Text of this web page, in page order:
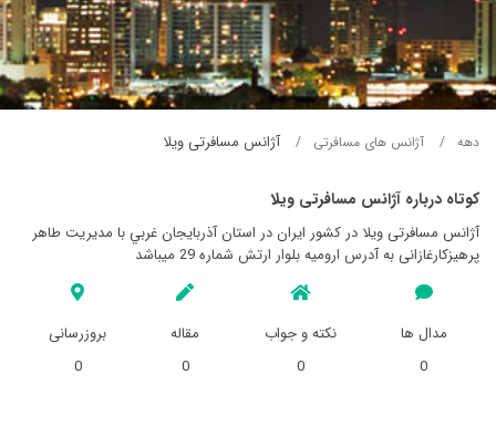
دهه آژانس های مسافرتی آژانس مسافرتی ويلا
کوتاه درباره آژانس مسافرتی ويلا
آژانس مسافرتی ويلا در کشور ایران در استان آذربايجان غربي با مدیریت طاهر
پرهیزکارغازانی به آدرس ارومیه بلوار ارتش شماره 29 میباشد
مدال ها
0
نکته و جواب
0
مقاله
0
بروزرسانی
0